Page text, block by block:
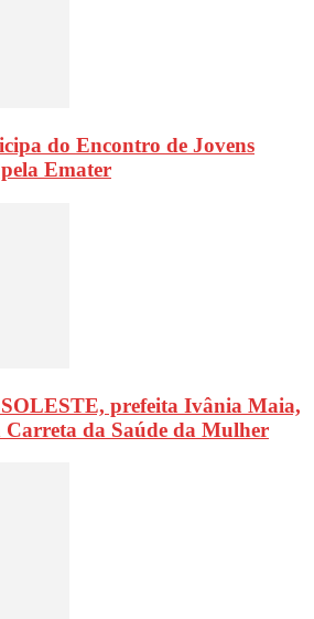
do Encontro de Jovens
Emater
prefeita Ivânia Maia,
da Saúde da Mulher